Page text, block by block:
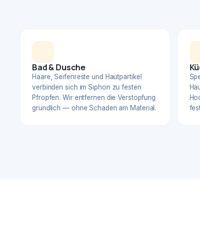
Bad & Dusche
Haare, Seifenreste und Hautpartikel
verbinden sich im Siphon zu festen
Pfropfen. Wir entfernen die Verstopfung
gründlich — ohne Schaden am Material.